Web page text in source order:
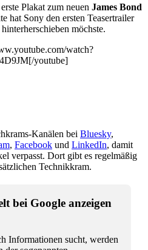
Plakat zum neuen James Bond
hat Sony den ersten Teasertrailer
möchste.
watch?
youtube]
Kanälen bei Bluesky,
, Facebook und LinkedIn, damit
verpasst. Dort gibt es regelmäßig
Technikkram.
bei Google anzeigen
Informationen sucht, werden